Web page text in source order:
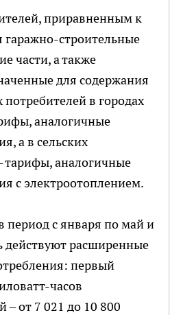
приравненным к
гаражно-строительные
части, а также
для содержания
в городах
аналогичные
а в сельских
тарифы, аналогичные
с электроотоплением.
период с января по май и
действуют расширенные
первый
часов
– от 7 021 до 10 800